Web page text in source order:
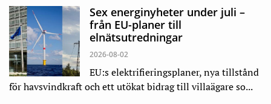
Sex energinyheter under juli –
från EU-planer till
elnätsutredningar
2026-08-02
EU:s elektrifieringsplaner, nya tillstånd
för havsvindkraft och ett utökat bidrag till villaägare so...